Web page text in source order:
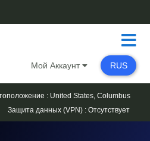
Мой Аккаунт RUS
: United States, Columbus
Защита данных (VPN) : Отсутствует